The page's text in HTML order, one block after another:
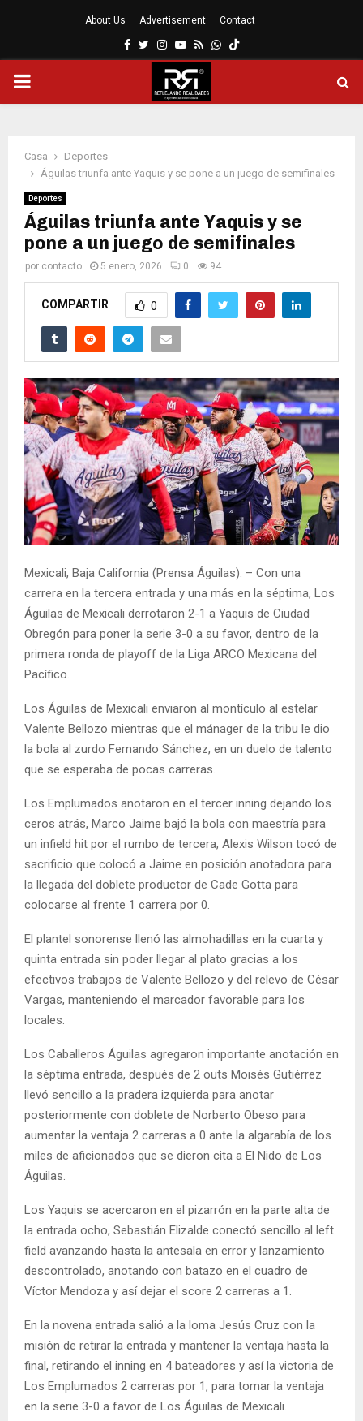
About Us Advertisement Contact
Facebook
Twitter
Instagram
Youtube
RssWhatsapp
MENÚ
Casa
Deportes
Águilas triunfa ante Yaquis y se pone a un juego de semifinales
Deportes
Águilas triunfa ante Yaquis y se
pone a un juego de semifinales
por contacto 5 enero, 2026 0 94
COMPARTIR 0
Mexicali, Baja California (Prensa Águilas). – Con una
carrera en la tercera entrada y una más en la séptima, Los
Águilas de Mexicali derrotaron 2-1 a Yaquis de Ciudad
Obregón para poner la serie 3-0 a su favor, dentro de la
primera ronda de playoff de la Liga ARCO Mexicana del
Pacífico.
Los Águilas de Mexicali enviaron al montículo al estelar
Valente Bellozo mientras que el mánager de la tribu le dio
la bola al zurdo Fernando Sánchez, en un duelo de talento
que se esperaba de pocas carreras.
Los Emplumados anotaron en el tercer inning dejando los
ceros atrás, Marco Jaime bajó la bola con maestría para
un infield hit por el rumbo de tercera, Alexis Wilson tocó de
sacrificio que colocó a Jaime en posición anotadora para
la llegada del doblete productor de Cade Gotta para
colocarse al frente 1 carrera por 0.
El plantel sonorense llenó las almohadillas en la cuarta y
quinta entrada sin poder llegar al plato gracias a los
efectivos trabajos de Valente Bellozo y del relevo de César
Vargas, manteniendo el marcador favorable para los
locales.
Los Caballeros Águilas agregaron importante anotación en
la séptima entrada, después de 2 outs Moisés Gutiérrez
llevó sencillo a la pradera izquierda para anotar
posteriormente con doblete de Norberto Obeso para
aumentar la ventaja 2 carreras a 0 ante la algarabía de los
miles de aficionados que se dieron cita a El Nido de Los
Águilas.
Los Yaquis se acercaron en el pizarrón en la parte alta de
la entrada ocho, Sebastián Elizalde conectó sencillo al left
field avanzando hasta la antesala en error y lanzamiento
descontrolado, anotando con batazo en el cuadro de
Víctor Mendoza y así dejar el score 2 carreras a 1.
En la novena entrada salió a la loma Jesús Cruz con la
misión de retirar la entrada y mantener la ventaja hasta la
final, retirando el inning en 4 bateadores y así la victoria de
Los Emplumados 2 carreras por 1, para tomar la ventaja
en la serie 3-0 a favor de Los Águilas de Mexicali.